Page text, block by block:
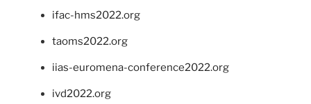
ifac-hms2022.org
taoms2022.org
iias-euromena-conference2022.org
ivd2022.org